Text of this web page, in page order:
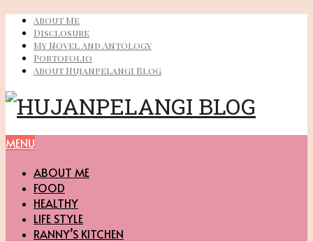
About Me
Disclosure
My Novel And Antology
Portofolio
About Hujanpelangi Blog
MENU
ABOUT ME
FOOD
HEALTHY
LIFE STYLE
RANNY’S KITCHEN